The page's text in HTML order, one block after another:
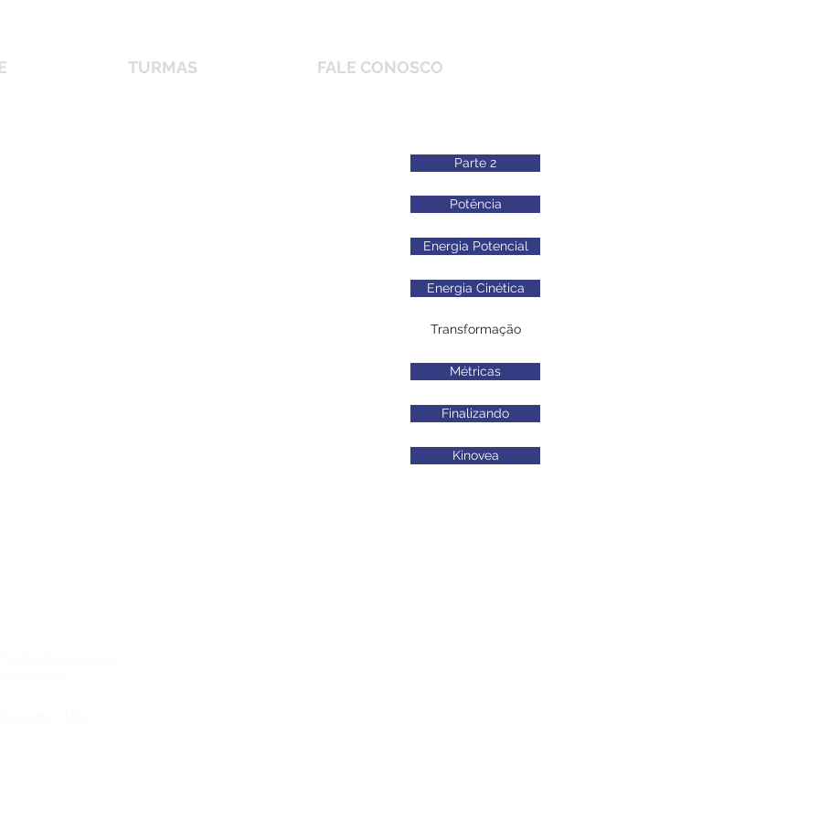
TURMAS FALE CONOSCO
Parte 2
Potência
Energia Potencial
Energia Cinética
Transformação
Métricas
Finalizando
Kinovea